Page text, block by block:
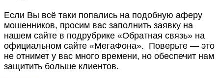
Если Вы всё таки попались на подобную аферу
мошенников, просим вас заполнить заявку на
нашем сайте в подрубрике «Обратная связь» на
официальном сайте «МегаФона». Поверьте — это
не отнимет у вас много времени, но обеспечит нам
защитить больше клиентов.